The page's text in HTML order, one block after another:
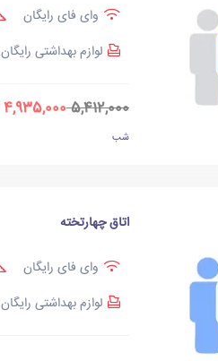
وای فای رایگان
لوازم بهداشتی رایگان
5,412,000
4,935,000
شب
اتاق چهارتخته
وای فای رایگان
لوازم بهداشتی رایگان